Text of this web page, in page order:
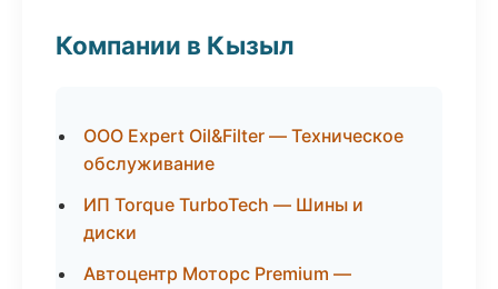
Компании в Кызыл
ООО Expert Oil&Filter — Техническое
обслуживание
ИП Torque TurboTech — Шины и
диски
Автоцентр Моторс Premium —